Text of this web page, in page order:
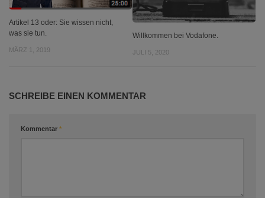
Artikel 13 oder: Sie wissen nicht,
was sie tun.
MÄRZ 1, 2019
Willkommen bei Vodafone.
JULI 5, 2020
SCHREIBE EINEN KOMMENTAR
Kommentar *